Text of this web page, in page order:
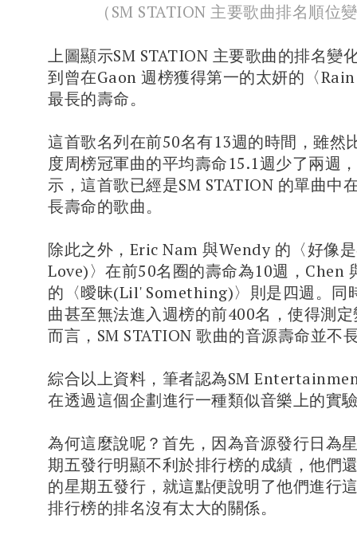
（SM STATION 主要歌曲排名順位
上圖顯示SM STATION 主要歌曲的排名變
到曾在Gaon 週榜獲得第一的太妍的〈
最長的壽命。
這首歌名列在前50名有13週的時間，雖然
度周榜冠軍曲的平均壽命15.1週少了兩週
示，這首歌已經是SM STATION 的單曲中
長壽命的歌曲。
除此之外，Eric Nam 與Wendy 的〈好像
Love)〉在前50名圈的壽命為10週，Chen
的〈曖昧(Lil' Something)〉則是四週。同
曲甚至無法進入週榜的前400名，使得測
而言，SM STATION 歌曲的音源壽命並不
綜合以上資料，筆者認為SM
在透過這個企劃進行一種類似音樂上的實
為何這麼說呢？首先，因為音源發行日為
期五發行明顯不利於排行榜的成績，他們
的星期五發行，就這點便說明了他們進行
排行榜的排名沒有太大的關係。